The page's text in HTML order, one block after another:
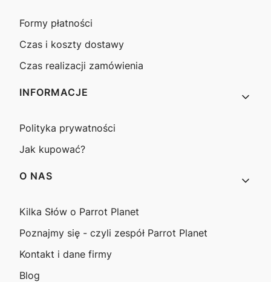
Formy płatności
Czas i koszty dostawy
Czas realizacji zamówienia
INFORMACJE
Polityka prywatności
Jak kupować?
O NAS
Kilka Słów o Parrot Planet
Poznajmy się - czyli zespół Parrot Planet
Kontakt i dane firmy
Blog